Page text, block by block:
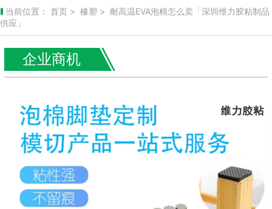
当前位置： 首页 > 橡塑 > 耐高温EVA泡棉怎么卖「深圳维力胶粘制品
供应」
企业商机